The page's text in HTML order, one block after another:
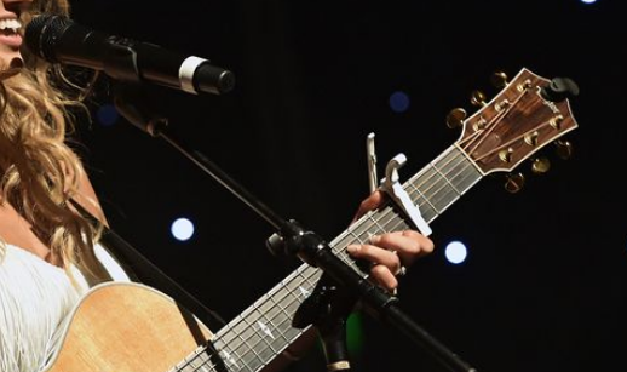
Promiflash Exklusiv
Alle Themen auf Promiflash
Jobs
App runterladen
Team
Redaktionelle Richtlinien